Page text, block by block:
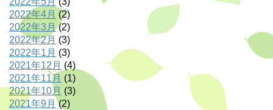
2022年4月 (2)
2022年3月 (2)
2022年2月 (3)
2022年1月 (3)
2021年12月 (4)
2021年11月 (1)
2021年10月 (3)
2021年9月 (2)